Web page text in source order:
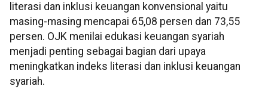
literasi dan inklusi keuangan konvensional yaitu
masing-masing mencapai 65,08 persen dan 73,55
persen. OJK menilai edukasi keuangan syariah
menjadi penting sebagai bagian dari upaya
meningkatkan indeks literasi dan inklusi keuangan
syariah.